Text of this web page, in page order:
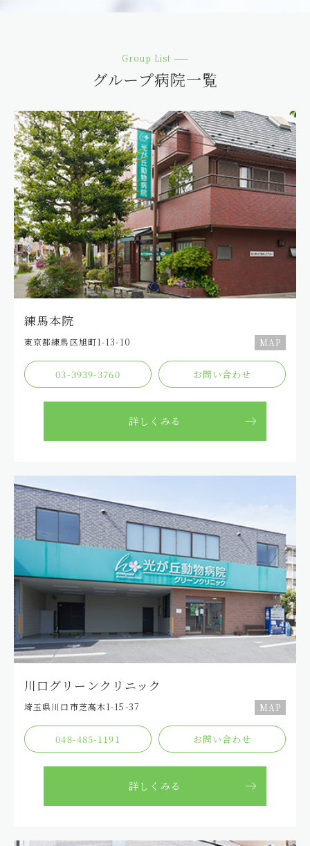
グループ
練馬本院 休診時間のお知らせ
2025.07.25 グループ
🌟お知らせ🌟 光が丘動物病院グループは
「homerunPET」製品のパートナー病院になりました！
2025.07.24 グループ
８月休診時間のお知らせ
2025.07.24 グループ
休診時間のお知らせ
2025.07.24 グループ
徳永不在のお知らせ
2025.07.24
練馬本院 ペット手帳について
グループ
2025.07.09
第2回「わが子自慢コンテスト」を開催します。
2025.06.26 グループ
徳永不在のお知らせ
2025.06.01 とくまる
【とくまる】6月の時間短縮のお知らせ
2025.05.28 グループ
練馬本院 お昼の休診時間のお知らせ
2025.05.25 グループ
徳永先生、鎌田先生不在のお知らせ
川口グリーンクリニック 犬・猫以外の診療についてのご
Group List
グループ病院一覧
練⾺本院
東京都練⾺区旭町1-13-10 MAP
03-3939-3760 お問い合わせ
詳しくみる
川⼝グリーンクリニック
埼⽟県川⼝市芝⾼⽊1-15-37 MAP
048-485-1191 お問い合わせ
詳しくみる